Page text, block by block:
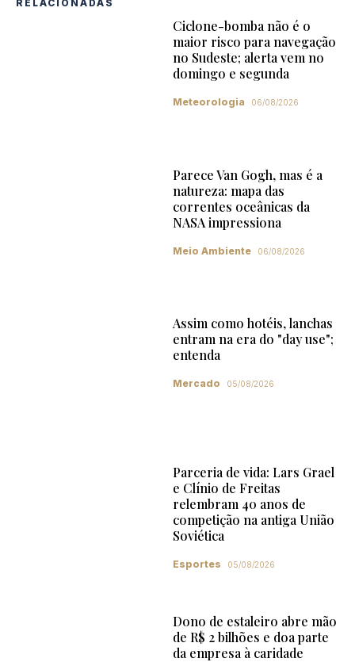
RELACIONADAS
Ciclone-bomba não é o
maior risco para navegação
no Sudeste; alerta vem no
domingo e segunda
Meteorologia 06/08/2026
Parece Van Gogh, mas é a
natureza: mapa das
correntes oceânicas da
NASA impressiona
Meio Ambiente 06/08/2026
Assim como hotéis, lanchas
entram na era do "day use";
entenda
Mercado 05/08/2026
Parceria de vida: Lars Grael
e Clínio de Freitas
relembram 40 anos de
competição na antiga União
Soviética
Esportes 05/08/2026
Dono de estaleiro abre mão
de R$ 2 bilhões e doa parte
da empresa à caridade